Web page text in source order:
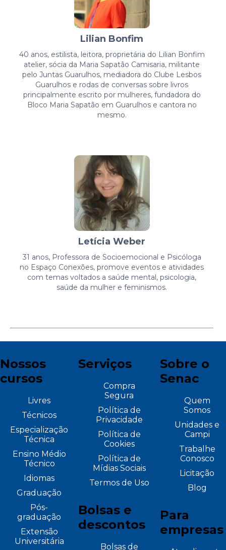
Lilian Bonfim
40 anos, estilista, leitora, proprietária do Lilian Bonfim
atelier, sócia da Maria Sapatão Camisaria, militante
pelo Juntas Guarulhos, mediadora do Clube Lesbos
Guarulhos e rodas de conversas sobre livros
principalmente escrito por mulheres, fundadora do
Bloco Maria Sapatão em Guarulhos e cantora no
mesmo.
Letícia Weber
31 anos, Professora de Socioemocional e Psicóloga
no Espaço Conexões, promove eventos e atividades
com temas voltados a saúde mental, psicologia,
saúde da mulher e feminismos.
Nossos
cursos
Livres
Técnicos
Especialização
Técnica
Ensino Médio
Técnico
Idiomas
Graduação
Pós-
graduação
Extensão
Universitária
Serviços
Compra
Segura
Política de
Privacidade
Política de
Cookies
Política de
Mídias Sociais
Termos de Uso
Bolsas e
descontos
Bolsas de
Sobre o
Senac
Quem
Somos
Unidades e
Campi
Trabalhe
Conosco
Licitação
Blog
Para
empresas